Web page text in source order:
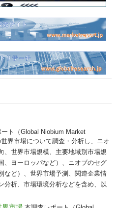
ト（Global Niobium Market
界市場について調査・分析し、ニオ
、世界市場規模、主要地域別市場規
、ヨーロッパなど）、ニオブのセグ
など）、世界市場予測、関連企業情
分析、市場環境分析などを含め、以